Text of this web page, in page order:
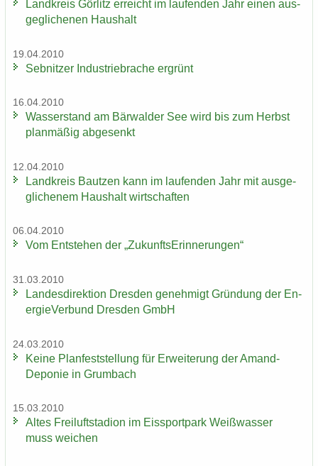
Land­kreis Gör­litz er­reicht im lau­fen­den Jahr einen aus­
ge­gli­che­nen Haus­halt
19.04.2010
Seb­nit­zer In­dus­trie­bra­che er­grünt
16.04.2010
Was­ser­stand am Bär­wal­der See wird bis zum Herbst
plan­mä­ßig ab­ge­senkt
12.04.2010
Land­kreis Baut­zen kann im lau­fen­den Jahr mit aus­ge­
gli­che­nem Haus­halt wirt­schaf­ten
06.04.2010
Vom Ent­ste­hen der „Zu­kunfts­Er­in­ne­run­gen“
31.03.2010
Lan­des­di­rek­ti­on Dres­den ge­neh­migt Grün­dung der En­
er­gie­Ver­bund Dres­den GmbH
24.03.2010
Keine Plan­fest­stel­lung für Er­wei­te­rung der Amand-​
Deponie in Grum­bach
15.03.2010
Altes Frei­luft­sta­di­on im Eis­sport­park Weiß­was­ser
muss wei­chen